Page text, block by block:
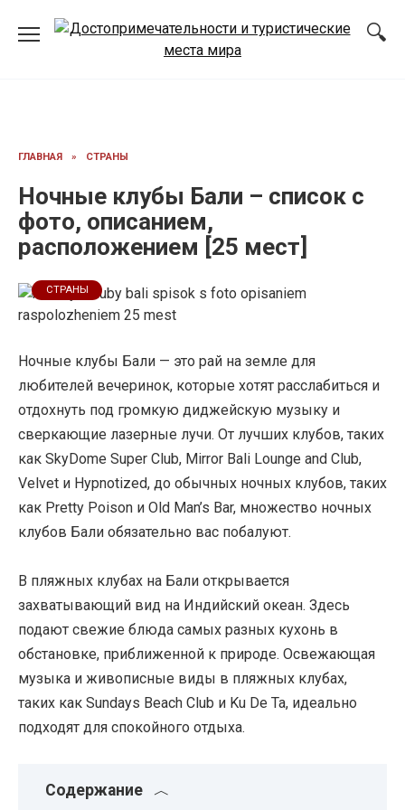
ГЛАВНАЯ » СТРАНЫ
Ночные клубы Бали – список с
фото, описанием,
расположением [25 мест]
СТРАНЫ
Ночные клубы Бали — это рай на земле для
любителей вечеринок, которые хотят расслабиться и
отдохнуть под громкую диджейскую музыку и
сверкающие лазерные лучи. От лучших клубов, таких
как SkyDome Super Club, Mirror Bali Lounge and Club,
Velvet и Hypnotized, до обычных ночных клубов, таких
как Pretty Poison и Old Man’s Bar, множество ночных
клубов Бали обязательно вас побалуют.
В пляжных клубах на Бали открывается
захватывающий вид на Индийский океан. Здесь
подают свежие блюда самых разных кухонь в
обстановке, приближенной к природе. Освежающая
музыка и живописные виды в пляжных клубах,
таких как Sundays Beach Club и Ku De Ta, идеально
подходят для спокойного отдыха.
Содержание